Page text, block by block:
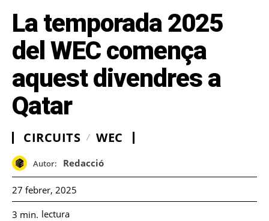
La temporada 2025
del WEC comença
aquest divendres a
Qatar
CIRCUITS WEC
Autor: Redacció
27 febrer, 2025
3 min. lectura